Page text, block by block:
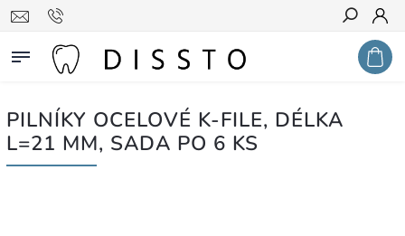
Hledat
PILNÍKY OCELOVÉ K-FILE, DÉLKA
L=21 MM, SADA PO 6 KS